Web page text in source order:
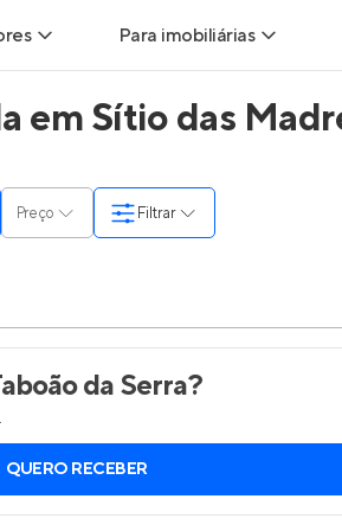
Corretores
Painel de Clientes
Para imobiliárias
Leads para Imobiliárias
Anunciar imóveis
Sítio das
Preço Filtrar
da Serra?
QUERO RECEBER